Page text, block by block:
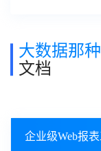
大数据那
文档
企业级Web报